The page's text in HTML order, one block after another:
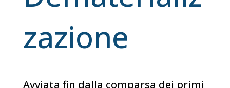
zazione
Avviata fin dalla comparsa dei primi